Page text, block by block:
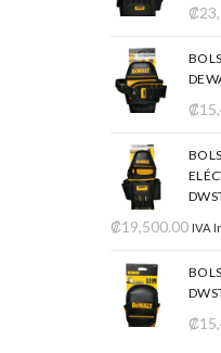
₡
₡
₡19,500.00 IVA
₡